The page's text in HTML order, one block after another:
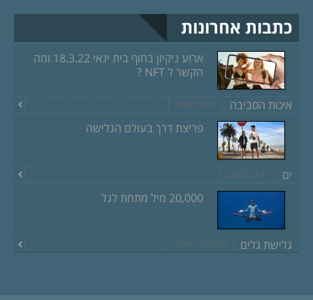
כתבות אחרונות
ארוע ניקיון בחוף בית ינאי 18.3.22 ומה
הקשר ל NFT ?
איכות הסביבה מרץ 8, 2022
פריצת דרך בעולם הגלישה
ים יוני 18, 2020
20,000 מיל מתחת לגל
גלישת גלים דצמבר 13, 2019